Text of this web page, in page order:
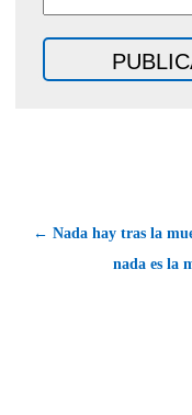
← Nada hay tras la
nada es la